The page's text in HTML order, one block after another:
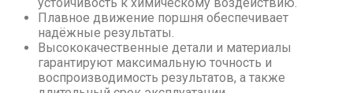
Плавное движение поршня обеспечивает
надёжные результаты.
Высококачественные детали и материалы
гарантируют максимальную точность и
воспроизводимость результатов, а также